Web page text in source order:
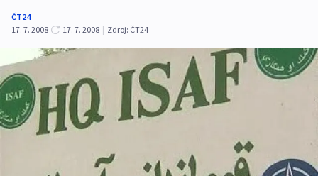
ČT24
17. 7. 2008
17. 7. 2008 | Zdroj: ČT24